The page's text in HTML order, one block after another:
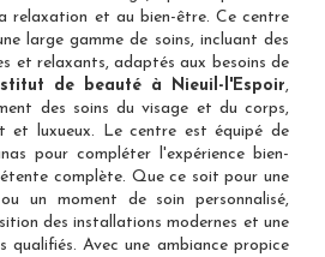
relaxation et au bien-être. Ce centre
large gamme de soins, incluant des
et relaxants, adaptés aux besoins de
de beauté à Nieuil-l'Espoir,
des soins du visage et du corps,
et luxueux. Le centre est équipé de
pour compléter l'expérience bien-
complète. Que ce soit pour une
un moment de soin personnalisé,
des installations modernes et une
qualifiés. Avec une ambiance propice